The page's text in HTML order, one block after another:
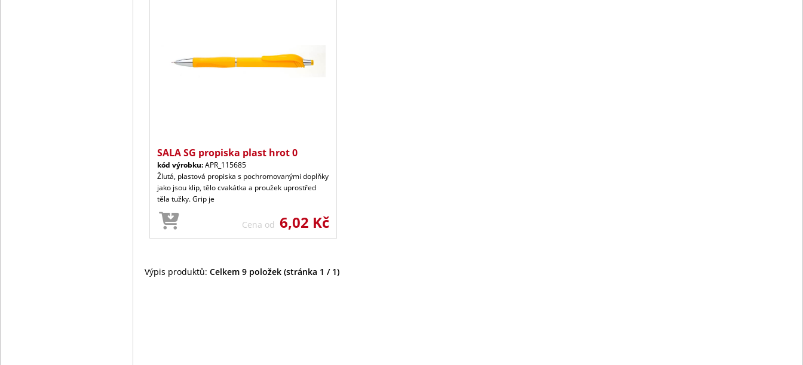
SALA SG propiska plast hrot 0
kód výrobku:APR_115685
Žlutá, plastová propiska s pochromovanými doplňky
jako jsou klip, tělo cvakátka a proužek uprostřed
těla tužky. Grip je
Cena od 6,02 Kč
Výpis produktů: Celkem 9 položek (stránka 1 / 1)